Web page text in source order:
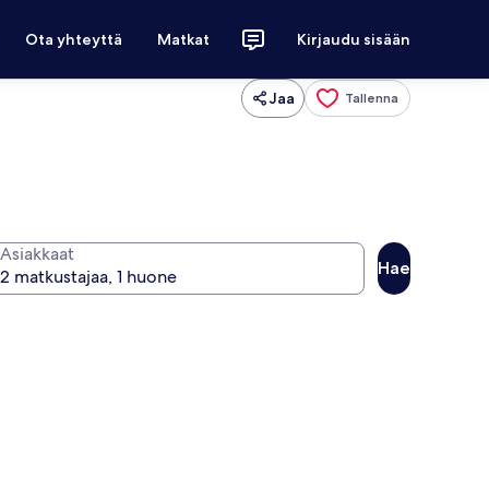
Ota yhteyttä Matkat Kirjaudu sisään
Jaa Tallenna
Asiakkaat
Hae